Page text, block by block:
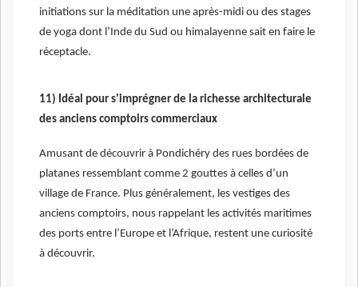
initiations sur la méditation une après-midi ou des stages
de yoga dont l’Inde du Sud ou himalayenne sait en faire le
réceptacle.
11) Idéal pour s'imprégner de la richesse architecturale
des anciens comptoirs commerciaux
Amusant de découvrir à Pondichéry des rues bordées de
platanes ressemblant comme 2 gouttes à celles d’un
village de France. Plus généralement, les vestiges des
anciens comptoirs, nous rappelant les activités maritimes
des ports entre l’Europe et l’Afrique, restent une curiosité
à découvrir.